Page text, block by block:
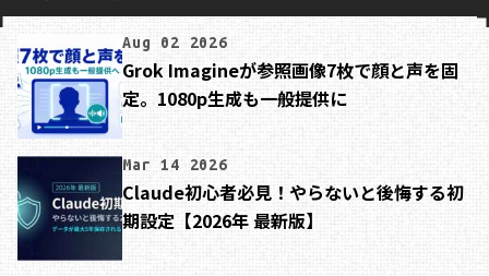
Aug 02 2026
Grok Imagineが参照画像7枚で顔と声を固
定。1080p生成も一般提供に
Mar 14 2026
Claude初心者必見！やらないと後悔する初
期設定【2026年 最新版】